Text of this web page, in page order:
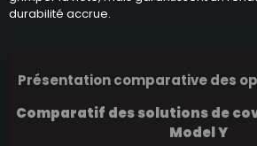
durabilité accrue.
Présentation comparative des
Comparatif des solutions de
Model Y